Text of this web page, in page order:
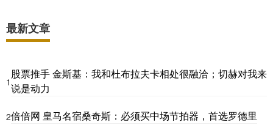
最新文章
1
股票推手 金斯基：我和杜布拉夫卡相处很融洽；切赫对我来
说是动力
2倍倍网 皇马名宿桑奇斯：必须买中场节拍器，首选罗德里